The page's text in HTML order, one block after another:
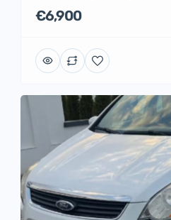
€6,900